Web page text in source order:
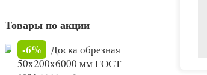
Товары по акции
-6%
Доска обрезная
50x200x6000 мм ГОСТ